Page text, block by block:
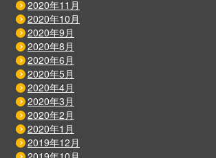
2020年11月
2020年10月
2020年9月
2020年8月
2020年6月
2020年5月
2020年4月
2020年3月
2020年2月
2020年1月
2019年12月